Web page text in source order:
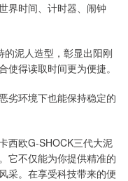
界时间、计时器、闹钟
泥人造型，彰显出阳刚
得读取时间更为便捷。
劣环境下也能保持稳定的
西欧G-SHOCK三代大泥
它不仅能为你提供精准的
采。在享受科技带来的便
-34.08 -0.24%
-6.85 -0.15%